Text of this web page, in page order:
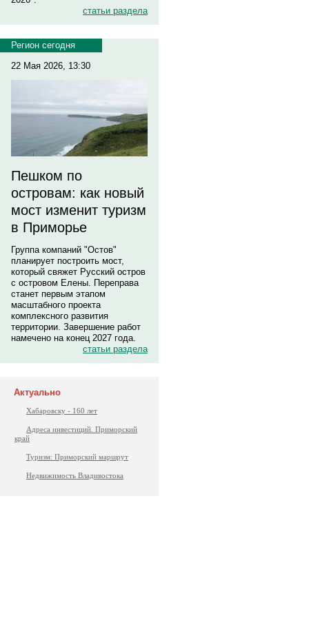
статьи раздела
Регион сегодня
22 Мая 2026, 13:30
Пешком по
островам: как новый
мост изменит туризм
в Приморье
Группа компаний "Остов"
планирует построить мост,
который свяжет Русский остров
с островом Елены. Переправа
станет первым этапом
масштабного проекта
комплексного развития
территории. Завершение работ
намечено на конец 2027 года.
статьи раздела
Актуально
Хабаровску - 160 лет
Адреса инвестиций. Приморский
край
Туризм: Приморский маршрут
Недвижимость Владивостока